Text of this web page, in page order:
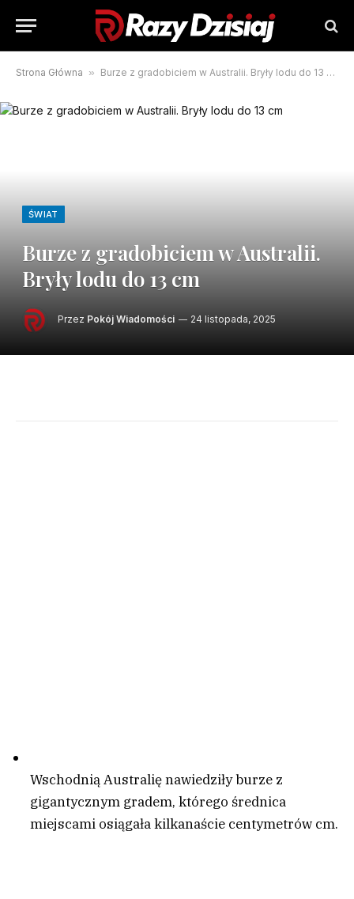
Strona Główna » Burze z gradobiciem w Australii. Bryły lodu do 13 cm
ŚWIAT
Burze z gradobiciem w Australii.
Bryły lodu do 13 cm
Przez Pokój Wiadomości 24 listopada, 2025
Wschodnią Australię nawiedziły burze z
gigantycznym gradem, którego średnica
miejscami osiągała kilkanaście centymetrów cm.